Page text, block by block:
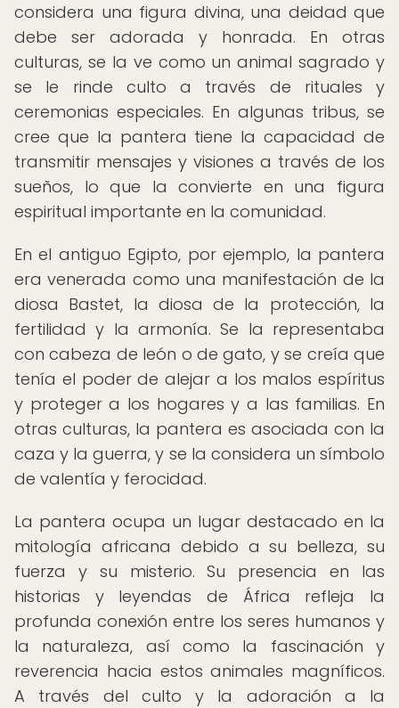
considera una figura divina, una deidad que
debe ser adorada y honrada. En otras
culturas, se la ve como un animal sagrado y
se le rinde culto a través de rituales y
ceremonias especiales. En algunas tribus, se
cree que la pantera tiene la capacidad de
transmitir mensajes y visiones a través de los
sueños, lo que la convierte en una figura
espiritual importante en la comunidad.
En el antiguo Egipto, por ejemplo, la pantera
era venerada como una manifestación de la
diosa Bastet, la diosa de la protección, la
fertilidad y la armonía. Se la representaba
con cabeza de león o de gato, y se creía que
tenía el poder de alejar a los malos espíritus
y proteger a los hogares y a las familias. En
otras culturas, la pantera es asociada con la
caza y la guerra, y se la considera un símbolo
de valentía y ferocidad.
La pantera ocupa un lugar destacado en la
mitología africana debido a su belleza, su
fuerza y su misterio. Su presencia en las
historias y leyendas de África refleja la
profunda conexión entre los seres humanos y
la naturaleza, así como la fascinación y
reverencia hacia estos animales magníficos.
A través del culto y la adoración a la